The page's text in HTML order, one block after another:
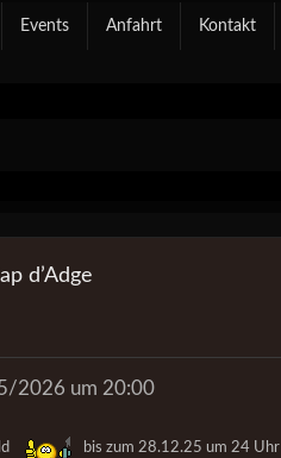
Events Anfahrt Kontakt
d’Adge
2026 um 20:00
bis zum 28.12.25 um 24 Uhr